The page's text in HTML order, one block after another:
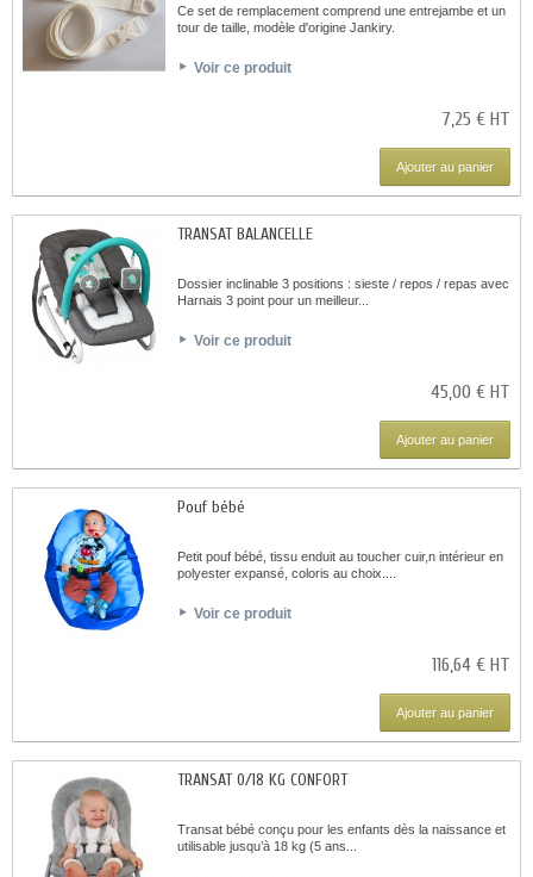
Ce set de remplacement comprend une entrejambe et un
tour de taille, modèle d'origine Jankiry.
Voir ce produit
7,25 € HT
Ajouter au panier
TRANSAT BALANCELLE
Dossier inclinable 3 positions : sieste / repos / repas avec
Harnais 3 point pour un meilleur...
Voir ce produit
45,00 € HT
Ajouter au panier
Pouf bébé
Petit pouf bébé, tissu enduit au toucher cuir,n intérieur en
polyester expansé, coloris au choix....
Voir ce produit
116,64 € HT
Ajouter au panier
TRANSAT 0/18 KG CONFORT
Transat bébé conçu pour les enfants dès la naissance et
utilisable jusqu’à 18 kg (5 ans...